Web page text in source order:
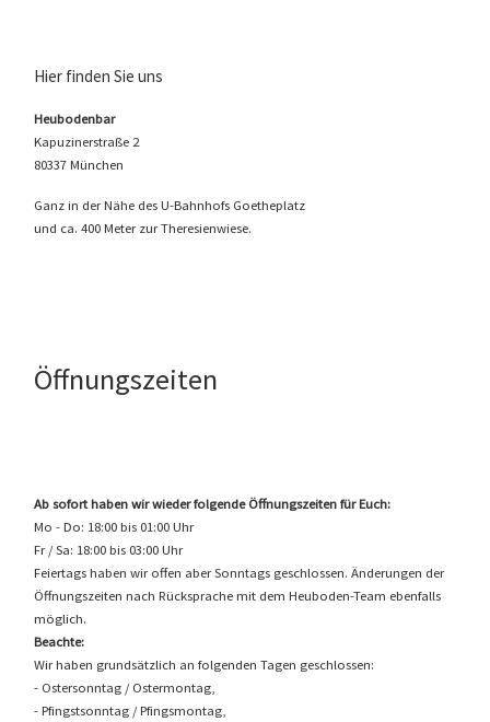
Hier finden Sie uns
Heubodenbar
Kapuzinerstraße 2
80337 München
Ganz in der Nähe des U-Bahnhofs Goetheplatz
und ca. 400 Meter zur Theresienwiese.
Öffnungszeiten
Ab sofort haben wir wieder folgende Öffnungszeiten für Euch:
Mo - Do: 18:00 bis 01:00 Uhr
Fr / Sa: 18:00 bis 03:00 Uhr
Feiertags haben wir offen aber Sonntags geschlossen. Änderungen der
Öffnungszeiten nach Rücksprache mit dem Heuboden-Team ebenfalls
möglich.
Beachte:
Wir haben grundsätzlich an folgenden Tagen geschlossen:
- Ostersonntag / Ostermontag,
- Pfingstsonntag / Pfingsmontag,